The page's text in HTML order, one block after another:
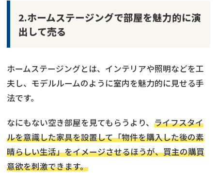
2.ホームステージングで部屋を魅力的に演
出して売る
ホームステージングとは、インテリアや照明などを工
夫し、モデルルームのように室内を魅力的に見せる手
法です。
なにもない空き部屋を見てもらうより、 ライフスタイ
ルを意識した家具を設置して「物件を購入した後の素
晴らしい生活」をイメージさせるほうが、買主の購買
意欲を刺激できます。